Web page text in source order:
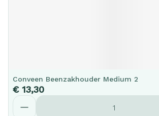
Conveen Beenzakhouder Medium 2
€ 13,30
Aantal